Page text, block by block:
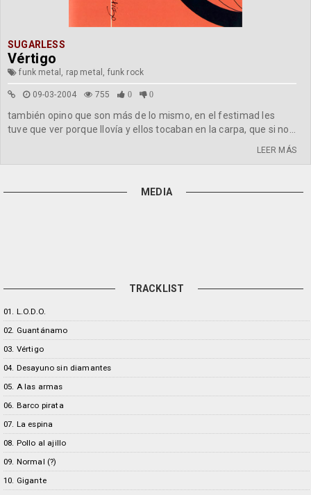
SUGARLESS
Vértigo
funk metal, rap metal, funk rock
09-03-2004 755 0 0
también opino que son más de lo mismo, en el festimad les
tuve que ver porque llovía y ellos tocaban en la carpa, que si no...
LEER MÁS
MEDIA
TRACKLIST
01. L.O.D.O.
02. Guantánamo
03. Vértigo
04. Desayuno sin diamantes
05. A las armas
06. Barco pirata
07. La espina
08. Pollo al ajillo
09. Normal (?)
10. Gigante